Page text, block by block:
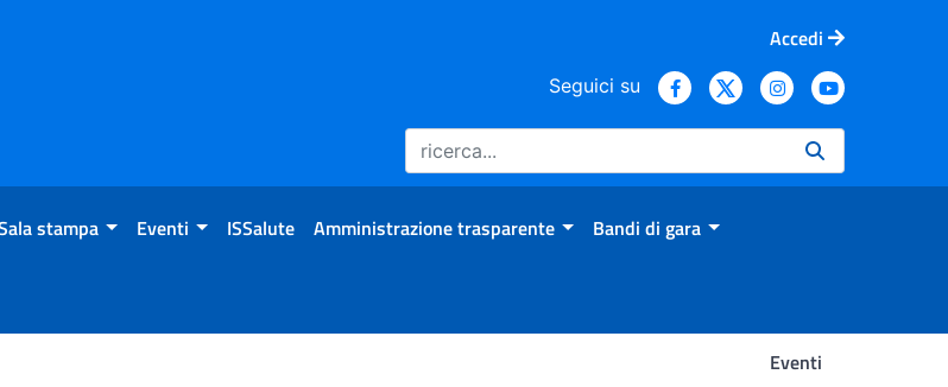
Accedi
Seguici su
stampa Eventi ISSalute Amministrazione trasparente Bandi di gara
Eventi